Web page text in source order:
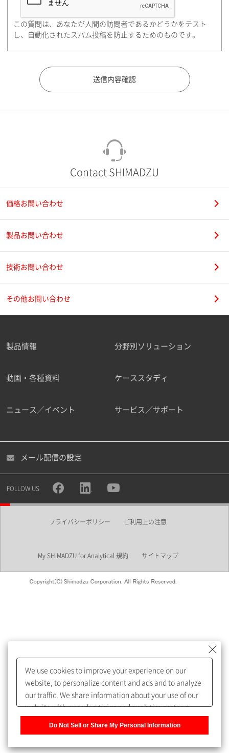
都道府県（勤務先）
ご勤務先
職種
所属部署
めします。
My SHIMADZU for Analyticalへ登録いただくと、技術情報や
取扱説明書・Webinarなどの閲覧ができます。
うになります。
この質問は、あなたが人間の訪問者であるかどうかをテスト
し、自動化されたスパム投稿を防止するためのものです。
Contact SHIMADZU
価格お問い合わせ
製品お問い合わせ
技術お問い合わせ
その他お問い合わせ
製品情報 分野別ソリューション
動画・各種資料 ケーススタディ
ニュース／イベント サービス／サポート
メール配信の設定
FOLLOW US
プライバシーポリシー ご利用上の注意
My SHIMADZU for Analytical 規約 サイトマップ
We use cookies to improve your experience on our
website, to personalize content and ads and to analyze
our traffic. We share information about your use of our
website with our advertising and analytics partners,
Do Not Sell or Share My Personal Information